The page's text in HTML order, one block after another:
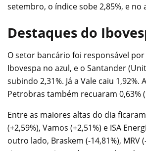
setembro, o índice sobe 2,85%, e no
Destaques do
O setor bancário foi responsável
Ibovespa no azul, e o Santander
subindo 2,31%. Já a Vale caiu 1,92%.
Petrobras também recuaram 0,63%
Entre as maiores altas do dia
(+2,59%), Vamos (+2,51%) e ISA
outro lado, Braskem (-14,81%), MRV